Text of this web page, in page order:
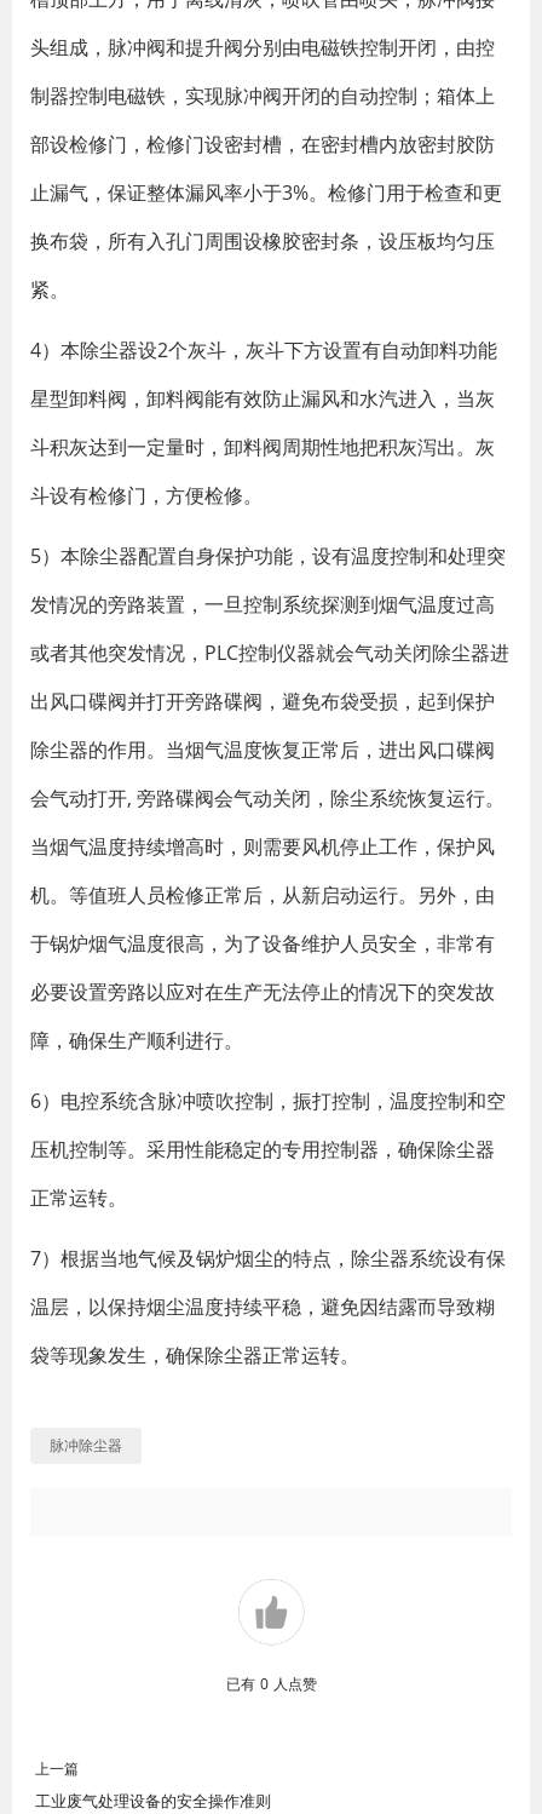
头组成，脉冲阀和提升阀分别由电磁铁控制开闭，由控
制器控制电磁铁，实现脉冲阀开闭的自动控制；箱体上
部设检修门，检修门设密封槽，在密封槽内放密封胶防
止漏气，保证整体漏风率小于3%。检修门用于检查和更
换布袋，所有入孔门周围设橡胶密封条，设压板均匀压
紧。
4）本除尘器设2个灰斗，灰斗下方设置有自动卸料功能
星型卸料阀，卸料阀能有效防止漏风和水汽进入，当灰
斗积灰达到一定量时，卸料阀周期性地把积灰泻出。灰
斗设有检修门，方便检修。
5）本除尘器配置自身保护功能，设有温度控制和处理突
发情况的旁路装置，一旦控制系统探测到烟气温度过高
或者其他突发情况，PLC控制仪器就会气动关闭除尘器进
出风口碟阀并打开旁路碟阀，避免布袋受损，起到保护
除尘器的作用。当烟气温度恢复正常后，进出风口碟阀
会气动打开, 旁路碟阀会气动关闭，除尘系统恢复运行。
当烟气温度持续增高时，则需要风机停止工作，保护风
机。等值班人员检修正常后，从新启动运行。另外，由
于锅炉烟气温度很高，为了设备维护人员安全，非常有
必要设置旁路以应对在生产无法停止的情况下的突发故
障，确保生产顺利进行。
6）电控系统含脉冲喷吹控制，振打控制，温度控制和空
压机控制等。采用性能稳定的专用控制器，确保除尘器
正常运转。
7）根据当地气候及锅炉烟尘的特点，除尘器系统设有保
温层，以保持烟尘温度持续平稳，避免因结露而导致糊
袋等现象发生，确保除尘器正常运转。
脉冲除尘器
已有 0 人点赞
上一篇
工业废气处理设备的安全操作准则